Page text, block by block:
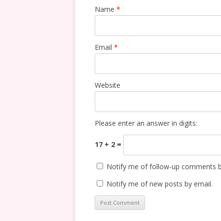
Name *
Email *
Website
Please enter an answer in digits:
17 + 2 =
Notify me of follow-up comments
Notify me of new posts by email.